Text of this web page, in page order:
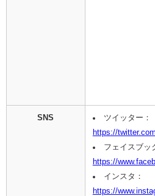
SNS
ツイッター：
https://
フェイスブッ
https://
インスタ：
https://